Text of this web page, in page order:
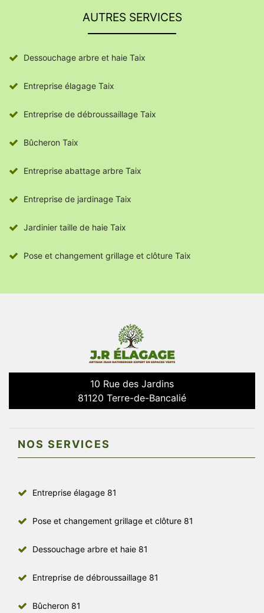
AUTRES SERVICES
Dessouchage arbre et haie Taix
Entreprise élagage Taix
Entreprise de débroussaillage Taix
Bûcheron Taix
Entreprise abattage arbre Taix
Entreprise de jardinage Taix
Jardinier taille de haie Taix
Pose et changement grillage et clôture Taix
10 Rue des Jardins
81120 Terre-de-Bancalié
NOS SERVICES
Entreprise élagage 81
Pose et changement grillage et clôture 81
Dessouchage arbre et haie 81
Entreprise de débroussaillage 81
Bûcheron 81